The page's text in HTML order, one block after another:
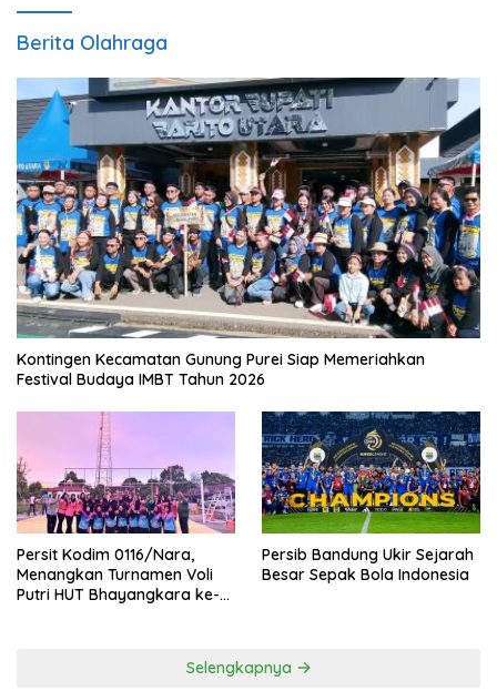
Berita Olahraga
Kontingen Kecamatan Gunung Purei Siap Memeriahkan
Festival Budaya IMBT Tahun 2026
Persit Kodim 0116/Nara,
Menangkan Turnamen Voli
Putri HUT Bhayangkara ke-
Persib Bandung Ukir Sejarah
Besar Sepak Bola Indonesia
Selengkapnya